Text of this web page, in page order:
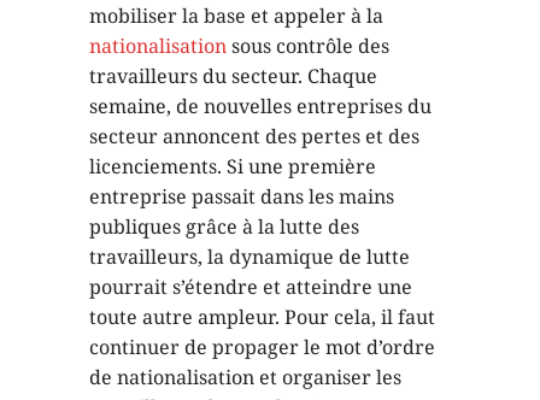
mobiliser la base et appeler à la
nationalisationsous contrôle des
travailleurs du secteur. Chaque
semaine, de nouvelles entreprises du
secteur annoncent des pertes et des
licenciements. Si une première
entreprise passait dans les mains
publiques grâce à la lutte des
travailleurs, la dynamique de lutte
pourrait s’étendre et atteindre une
toute autre ampleur. Pour cela, il faut
continuer de propager le mot d’ordre
de nationalisation et organiser les